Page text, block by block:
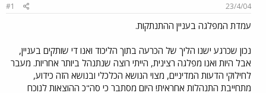
ש
א
ר
23/4/04
#1
עמדת המפלגה בעניין ההתנתקות.
נכון שכרגע ישנו הליך של הכרעה בתוך הליכוד ואנו די שותקים בעניין,
אבל היות ואנו מפלגה רצינית, הייתי רוצה שנתנהל ביותר אחריות. מעבר
לחילוקי הדעות המדיניים, מצוי הנושא הכלכלי ובנושא הזה כידוע,
מתחייבת התנהלות אחראית! היום מסתבר כי סה"כ ההוצאות לנוכח